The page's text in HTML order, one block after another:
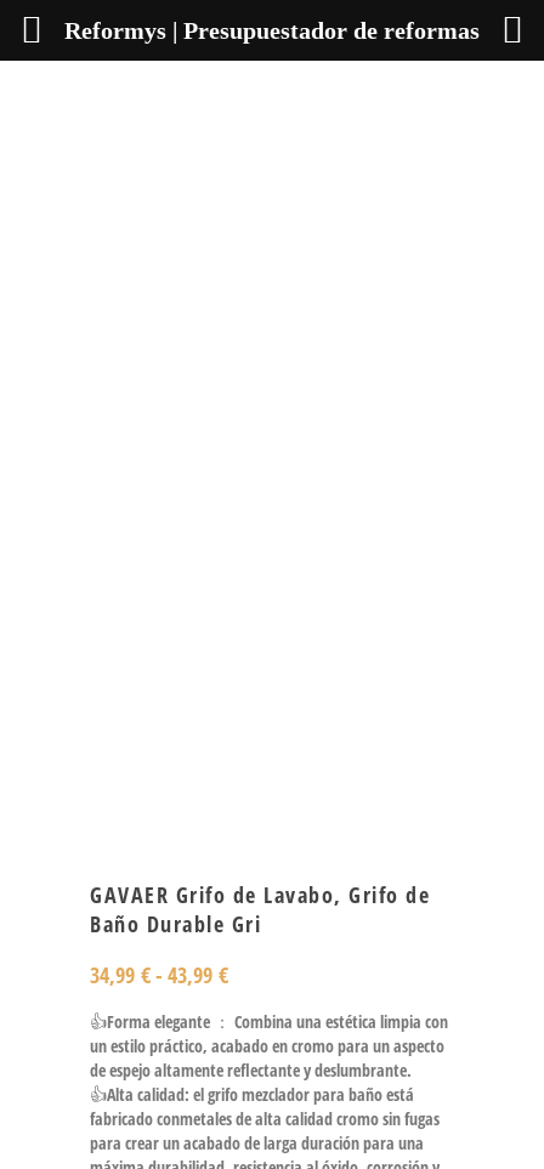
GAVAER Grifo de Lavabo, Grifo de
Baño Durable Gri
34,99 €- 43,99 €
👍Forma elegante ： Combina una estética limpia con
un estilo práctico, acabado en cromo para un aspecto
de espejo altamente reflectante y deslumbrante.
👍Alta calidad: el grifo mezclador para baño está
fabricado conmetales de alta calidad cromo sin fugas
para crear un acabado de larga duración para una
Reformys | Presupuestador de reformas